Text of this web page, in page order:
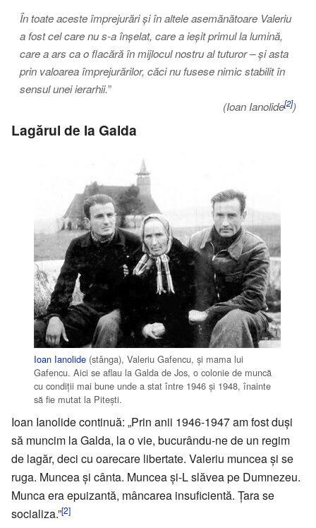
În toate aceste împrejurări și în altele asemănătoare Valeriu
a fost cel care nu s-a înșelat, care a ieșit primul la lumină,
care a ars ca o flacără în mijlocul nostru al tuturor – și asta
prin valoarea împrejurărilor, căci nu fusese nimic stabilit în
sensul unei ierarhii.”
(Ioan Ianolide[2])
Lagărul de la Galda
Ioan Ianolide (stânga), Valeriu Gafencu, și mama lui
Gafencu. Aici se aflau la Galda de Jos, o colonie de muncă
cu condiții mai bune unde a stat între 1946 și 1948, înainte
să fie mutat la Pitești.
Ioan Ianolide continuă: „Prin anii 1946-1947 am fost duși
să muncim la Galda, la o vie, bucurându-ne de un regim
de lagăr, deci cu oarecare libertate. Valeriu muncea și se
ruga. Muncea și cânta. Muncea și-L slăvea pe Dumnezeu.
Munca era epuizantă, mâncarea insuficientă. Țara se
socializa.”[2]